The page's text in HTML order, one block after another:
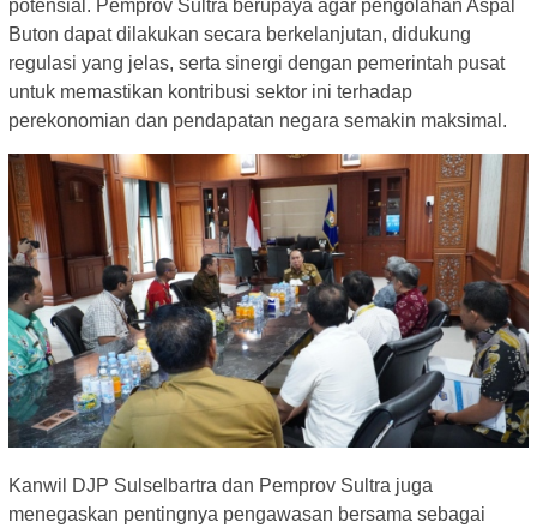
potensial. Pemprov Sultra berupaya agar pengolahan Aspal
Buton dapat dilakukan secara berkelanjutan, didukung
regulasi yang jelas, serta sinergi dengan pemerintah pusat
untuk memastikan kontribusi sektor ini terhadap
perekonomian dan pendapatan negara semakin maksimal.
Kanwil DJP Sulselbartra dan Pemprov Sultra juga
menegaskan pentingnya pengawasan bersama sebagai